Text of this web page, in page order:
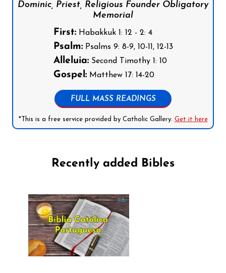
Dominic, Priest, Religious Founder Obligatory
Memorial
First:Habakkuk 1: 12 - 2: 4
Psalm:Psalms 9: 8-9, 10-11, 12-13
Alleluia:Second Timothy 1: 10
Gospel:Matthew 17: 14-20
FULL MASS READINGS
*This is a free service provided by Catholic Gallery. Get it here
Recently added Bibles